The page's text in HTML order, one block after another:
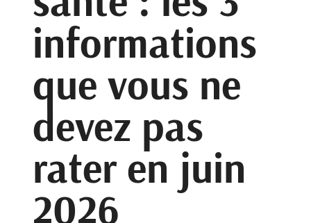
informations
que vous ne
devez pas
rater en juin
2026